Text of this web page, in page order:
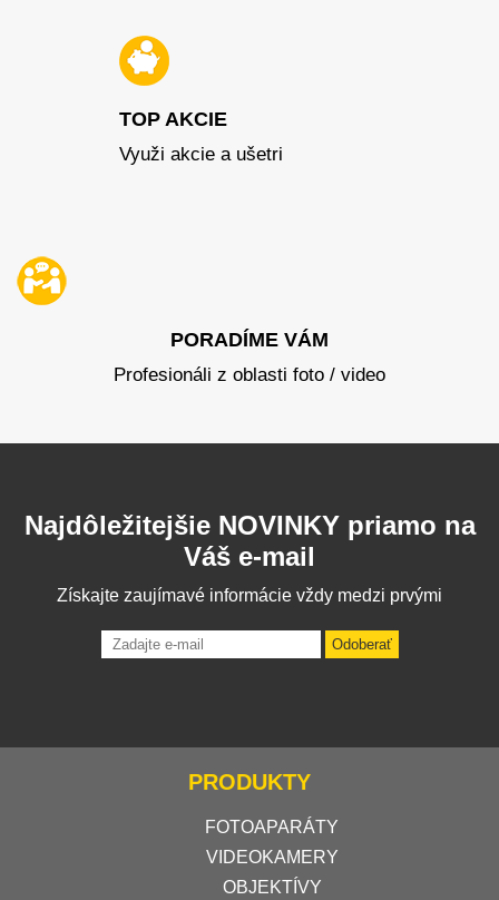
TOP AKCIE
Využi akcie a ušetri
PORADÍME VÁM
Profesionáli z oblasti foto / video
Najdôležitejšie NOVINKY priamo na
Váš e-mail
Získajte zaujímavé informácie vždy medzi prvými
Odoberať
PRODUKTY
FOTOAPARÁTY
VIDEOKAMERY
OBJEKTÍVY